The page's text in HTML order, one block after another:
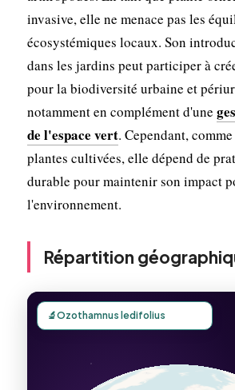
invasive, elle ne menace pas les
écosystémiques locaux. Son
dans les jardins peut participer à
pour la biodiversité urbaine et
notamment en complément d'une
de l'espace vert. Cependant,
plantes cultivées, elle dépend de
durable pour maintenir son impact
l'environnement.
Répartition